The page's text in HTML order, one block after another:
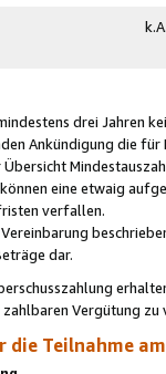
drei Jahren
Ankündigung die
eine etwaig
verfallen.
dar.
Vergütung zu
die Teilnahme